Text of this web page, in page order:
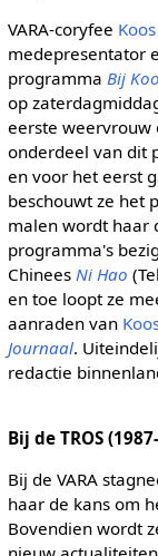
VARA-coryfee
medepresentator
programma Bij
op
eerste weervrouw
onderdeel van dit
en voor het eerst
beschouwt ze het
malen wordt haar
programma's
Chinees Ni Hao
en toe loopt ze
aanraden van
Journaal.
redactie
Bij de TROS
Bij de VARA
haar de kans om
Bovendien wordt